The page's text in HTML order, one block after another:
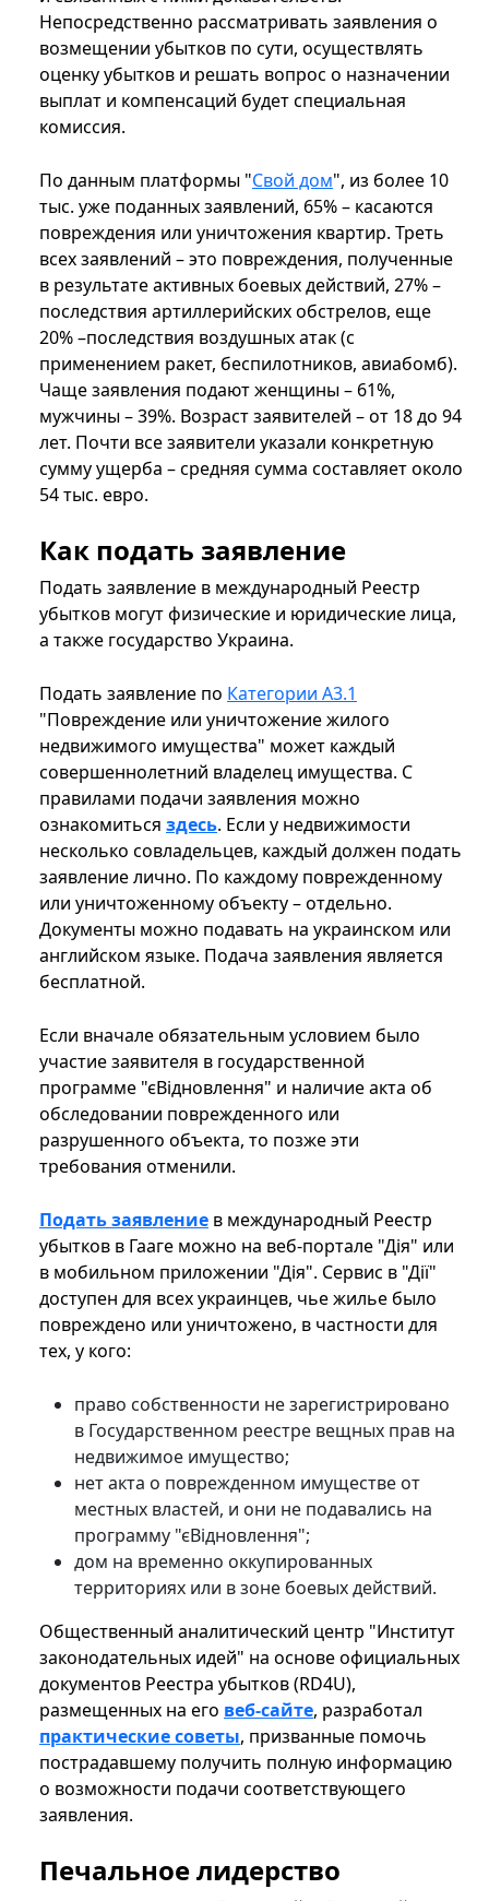
Непосредственно рассматривать заявления о
возмещении убытков по сути, осуществлять
оценку убытков и решать вопрос о назначении
выплат и компенсаций будет специальная
комиссия.
По данным платформы "Свой дом", из более 10
тыс. уже поданных заявлений, 65% – касаются
повреждения или уничтожения квартир. Треть
всех заявлений – это повреждения, полученные
в результате активных боевых действий, 27% –
последствия артиллерийских обстрелов, еще
20% –последствия воздушных атак (с
применением ракет, беспилотников, авиабомб).
Чаще заявления подают женщины – 61%,
мужчины – 39%. Возраст заявителей – от 18 до 94
лет. Почти все заявители указали конкретную
сумму ущерба – средняя сумма составляет около
54 тыс. евро.
Как подать заявление
Подать заявление в международный Реестр
убытков могут физические и юридические лица,
а также государство Украина.
Подать заявление по Категории А3.1
"Повреждение или уничтожение жилого
недвижимого имущества" может каждый
совершеннолетний владелец имущества. С
правилами подачи заявления можно
ознакомиться здесь. Если у недвижимости
несколько совладельцев, каждый должен подать
заявление лично. По каждому поврежденному
или уничтоженному объекту – отдельно.
Документы можно подавать на украинском или
английском языке. Подача заявления является
бесплатной.
Если вначале обязательным условием было
участие заявителя в государственной
программе "єВідновлення" и наличие акта об
обследовании поврежденного или
разрушенного объекта, то позже эти
требования отменили.
Подать заявление в международный Реестр
убытков в Гааге можно на веб-портале "Дія" или
в мобильном приложении "Дія". Сервис в "Дії"
доступен для всех украинцев, чье жилье было
повреждено или уничтожено, в частности для
тех, у кого:
право собственности не зарегистрировано
в Государственном реестре вещных прав на
недвижимое имущество;
нет акта о поврежденном имуществе от
местных властей, и они не подавались на
программу "єВідновлення";
дом на временно оккупированных
территориях или в зоне боевых действий.
Общественный аналитический центр "Институт
законодательных идей" на основе официальных
документов Реестра убытков (RD4U),
размещенных на его веб-сайте, разработал
практические советы, призванные помочь
пострадавшему получить полную информацию
о возможности подачи соответствующего
заявления.
Печальное лидерство